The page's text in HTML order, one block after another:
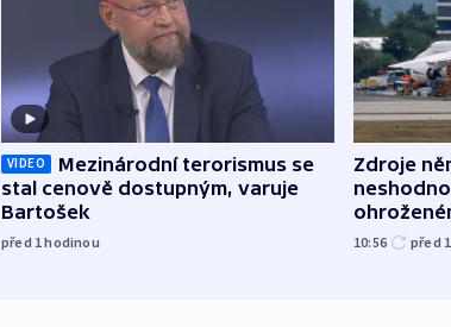
VIDEO
Mezinárodní terorismus se
stal cenově dostupným, varuje
Bartošek
před 1hodinou
Zdroje
munice
10:56 před